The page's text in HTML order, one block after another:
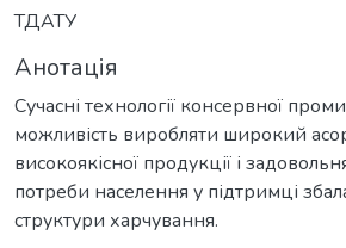
ТДАТУ
Анотація
Сучасні технології консервної
можливість виробляти широкий
високоякісної продукції і
потреби населення у підтримці
структури харчування.